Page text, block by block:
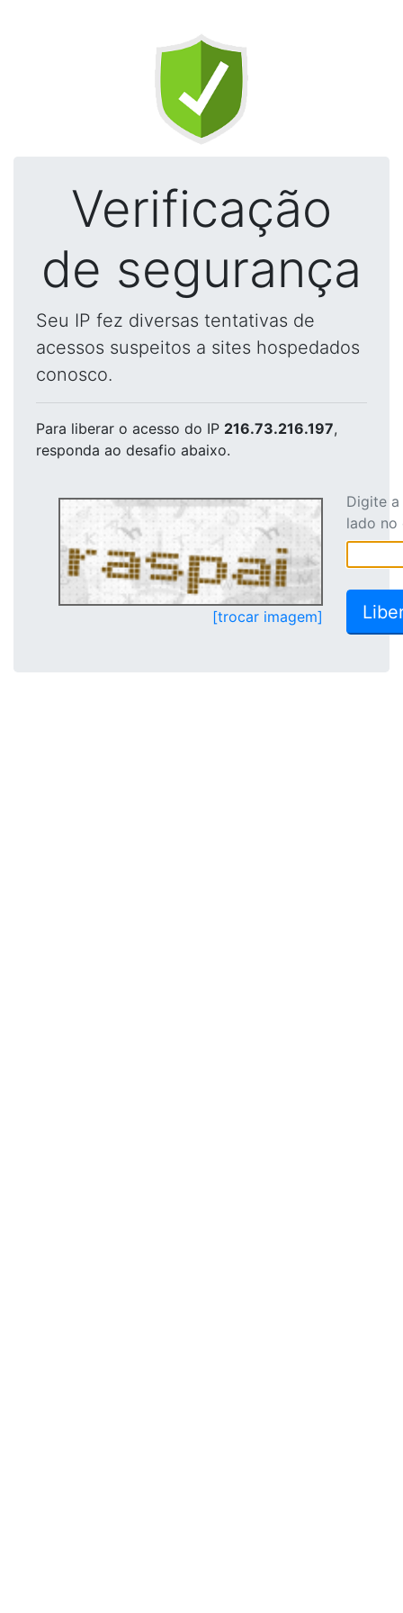
Verificação
de segurança
Seu IP fez diversas tentativas de
acessos suspeitos a sites hospedados
conosco.
Para liberar o acesso do IP 216.73.216.197,
responda ao desafio abaixo.
[trocar imagem]
Digite
lado no